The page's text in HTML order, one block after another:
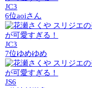
JC3
6位aoiさん
JC3
7位ゆめゆめ
JS6